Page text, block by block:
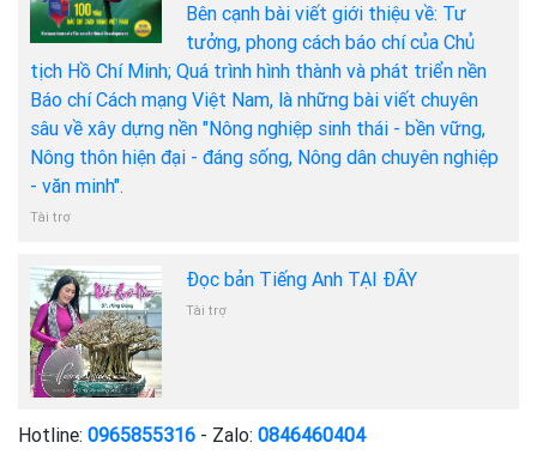
Bên cạnh bài viết giới thiệu về: Tư
tưởng, phong cách báo chí của Chủ
tịch Hồ Chí Minh; Quá trình hình thành và phát triển nền
Báo chí Cách mạng Việt Nam, là những bài viết chuyên
sâu về xây dựng nền "Nông nghiệp sinh thái - bền vững,
Nông thôn hiện đại - đáng sống, Nông dân chuyên nghiệp
- văn minh".
Tài trợ
Đọc bản Tiếng Anh TẠI ĐÂY
Tài trợ
Hotline: 0965855316 - Zalo: 0846460404